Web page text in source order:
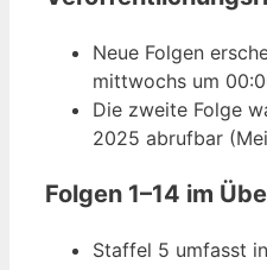
Neue Folgen
mittwochs um
Die zweite Folge
2025 abrufbar
Folgen 1–14 im
Staffel 5 umfasst